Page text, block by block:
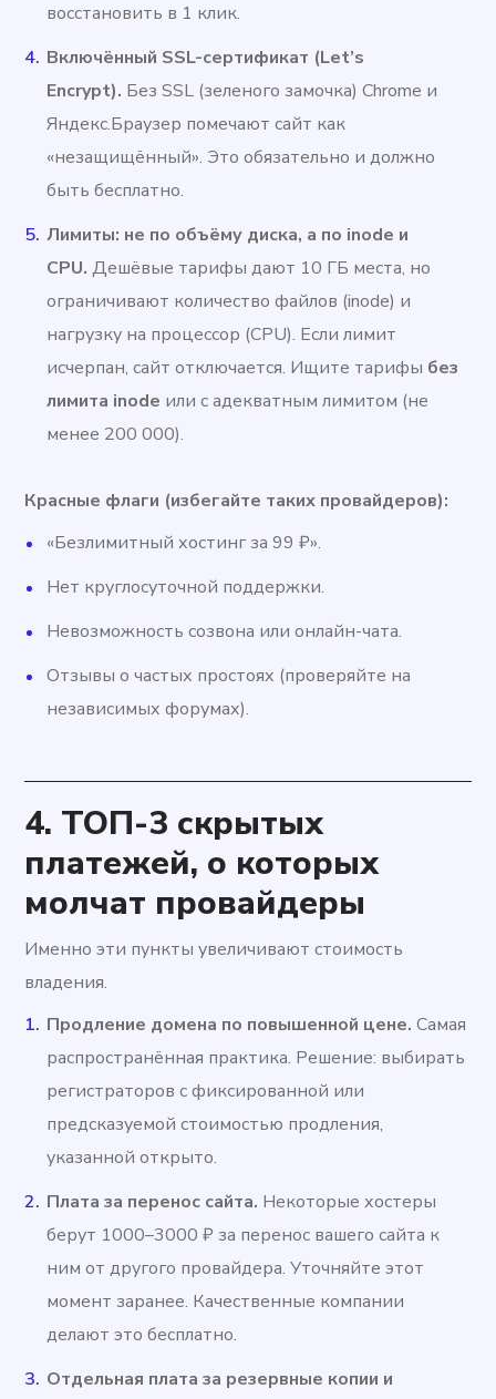
восстановить в 1 клик.
Включённый SSL-сертификат (Let’s
Encrypt). Без SSL (зеленого замочка) Chrome и
Яндекс.Браузер помечают сайт как
«незащищённый». Это обязательно и должно
быть бесплатно.
Лимиты: не по объёму диска, а по inode и
CPU. Дешёвые тарифы дают 10 ГБ места, но
ограничивают количество файлов (inode) и
нагрузку на процессор (CPU). Если лимит
исчерпан, сайт отключается. Ищите тарифы без
лимита inode или с адекватным лимитом (не
менее 200 000).
Красные флаги (избегайте таких провайдеров):
«Безлимитный хостинг за 99 ₽».
Нет круглосуточной поддержки.
Невозможность созвона или онлайн-чата.
Отзывы о частых простоях (проверяйте на
независимых форумах).
4. ТОП-3 скрытых
платежей, о которых
молчат провайдеры
Именно эти пункты увеличивают стоимость
владения.
Продление домена по повышенной цене. Самая
распространённая практика. Решение: выбирать
регистраторов с фиксированной или
предсказуемой стоимостью продления,
указанной открыто.
Плата за перенос сайта. Некоторые хостеры
берут 1000–3000 ₽ за перенос вашего сайта к
ним от другого провайдера. Уточняйте этот
момент заранее. Качественные компании
делают это бесплатно.
Отдельная плата за резервные копии и